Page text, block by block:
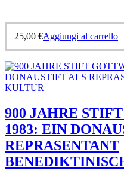
25,00 €Aggiungi al carrello
900 JAHRE
1983: EIN
REPRASENTANT